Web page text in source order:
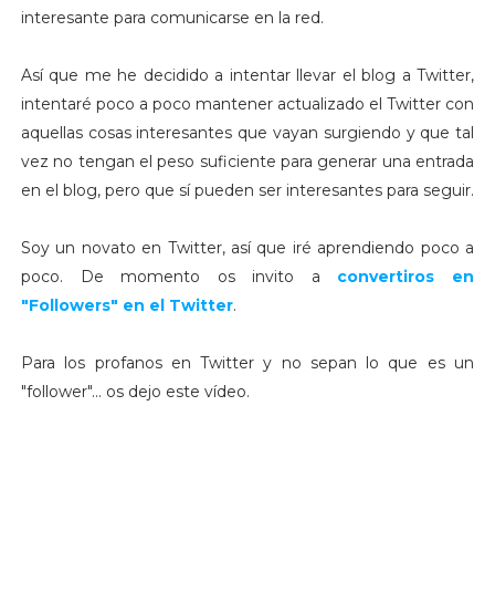
interesante para comunicarse en la red.
Así que me he decidido a intentar llevar el blog a Twitter,
intentaré poco a poco mantener actualizado el Twitter con
aquellas cosas interesantes que vayan surgiendo y que tal
vez no tengan el peso suficiente para generar una entrada
en el blog, pero que sí pueden ser interesantes para seguir.
Soy un novato en Twitter, así que iré aprendiendo poco a
poco. De momento os invito a convertiros en
"Followers" en el Twitter.
Para los profanos en Twitter y no sepan lo que es un
"follower"... os dejo este vídeo.